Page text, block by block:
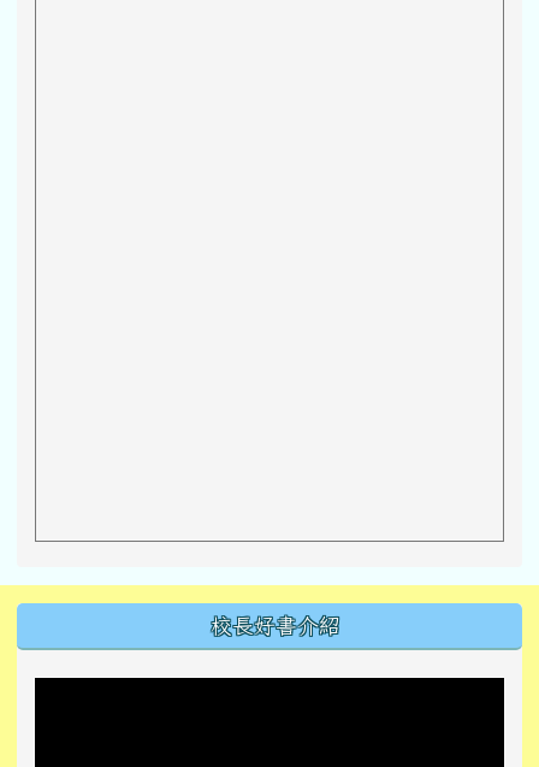
校長好書介紹